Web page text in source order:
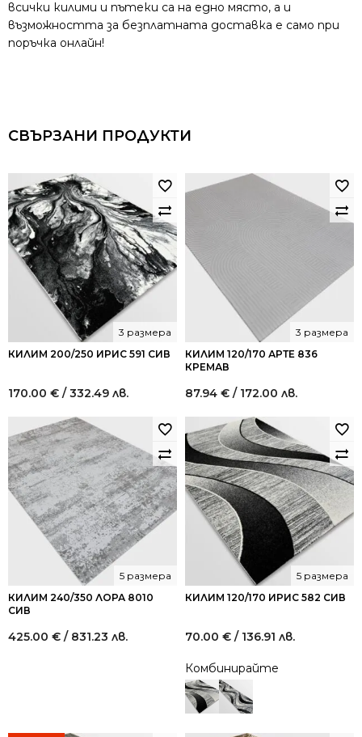
всички килими и пътеки са на едно място, а и
възможността за безплатната доставка е само при
поръчка онлайн!
СВЪРЗАНИ ПРОДУКТИ
КИЛИМ 200/250 ИРИС 591 СИВ
3 размера
170.00 € / 332.49 лв.
КИЛИМ 120/170 АРТЕ 836
КРЕМАВ
3 размера
87.94 € / 172.00 лв.
КИЛИМ 240/350 ЛОРА 8010
СИВ
5 размера
425.00 € / 831.23 лв.
КИЛИМ 120/170 ИРИС 582 СИВ
5 размера
70.00 € / 136.91 лв.
Комбинирайте